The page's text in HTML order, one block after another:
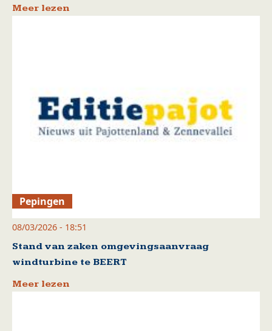
Meer lezen
Pepingen
08/03/2026 - 18:51
Stand van zaken omgevingsaanvraag
windturbine te BEERT
Meer lezen